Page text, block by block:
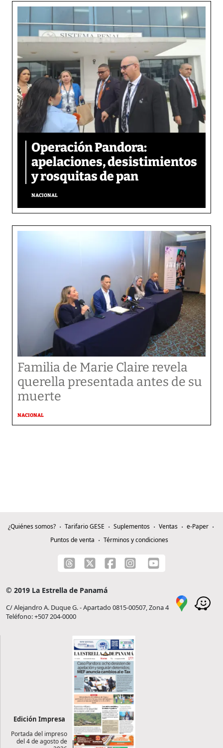
Operación Pandora:
apelaciones, desistimientos
y rosquitas de pan
NACIONAL
Familia de Marie Claire revela
querella presentada antes de su
muerte
NACIONAL
¿Quiénes somos? Tarifario GESE Suplementos Ventas
e-Paper
Puntos de venta
Términos y condiciones
© 2019 La Estrella de Panamá
C/ Alejandro A. Duque G. - Apartado 0815-00507, Zona 4
Teléfono: +507 204-0000
Edición Impresa
Portada del impreso
del 4 de agosto de